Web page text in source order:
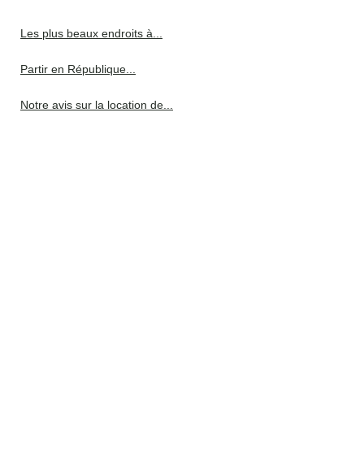
Les plus beaux endroits à...
Partir en République...
Notre avis sur la location de...